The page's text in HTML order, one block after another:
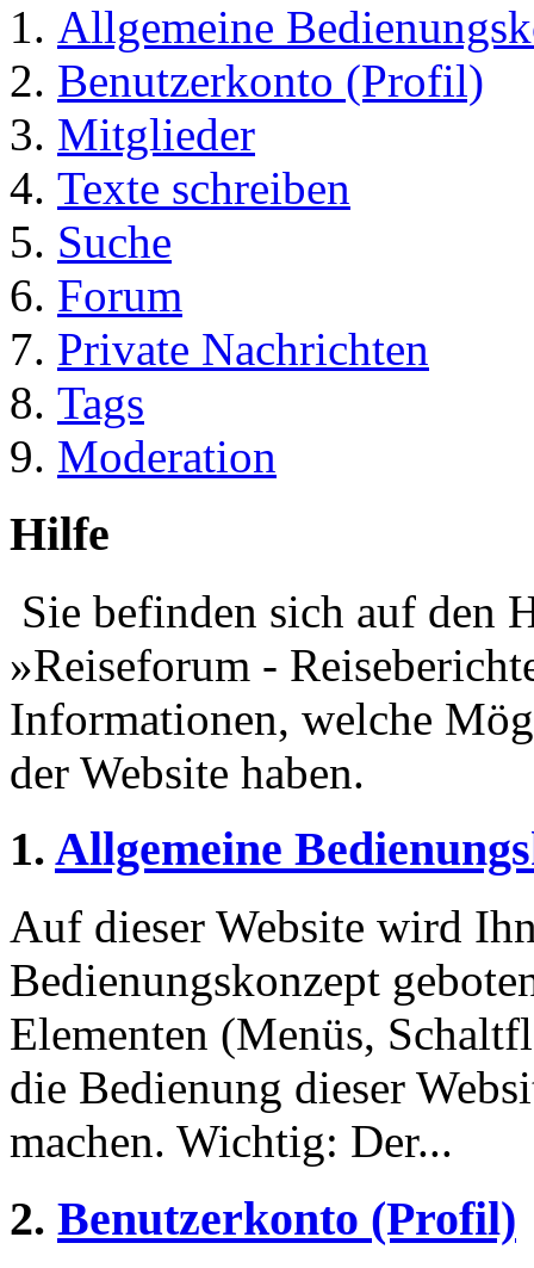
Allgemeine
Benutzerkonto (Profil)
Mitglieder
Texte schreiben
Suche
Forum
Private Nachrichten
Tags
Moderation
Hilfe
Sie befinden sich auf den
»Reiseforum -
Informationen, welche
der Website haben.
1. Allgemeine
Auf dieser Website wird
Bedienungskonzept
Elementen (Menüs,
die Bedienung dieser
machen. Wichtig: Der...
2. Benutzerkonto (Profil)